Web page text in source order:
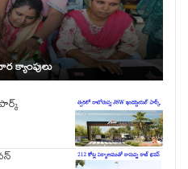
క్యాంపులు